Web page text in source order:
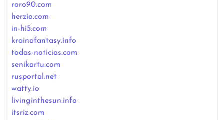
roro90.com
herzio.com
in-hi5.com
krainafantasy.info
todas-noticias.com
senikartu.com
rusportal.net
watty.io
livinginthesun.info
itsriz.com